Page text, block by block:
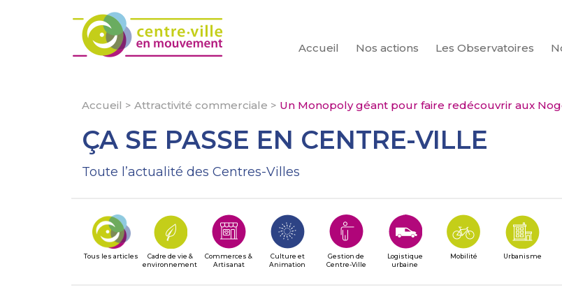
Accueil Nos actions Les Observatoires
CHERCHER
Accueil > Attractivité commerciale > Un Monopoly géant pour faire redécouvrir aux
ÇA SE PASSE EN CENTRE-VILLE
Toute l’actualité des Centres-Villes
Tous les articles
Cadre de vie &
environnement
Commerces &
Artisanat
Culture et
Animation
Gestion de
Centre-Ville
Logistique
urbaine
Mobilité Urbanisme